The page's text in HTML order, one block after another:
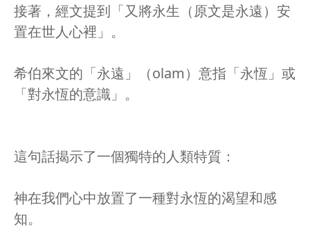
接著，經文提到「又將永生（原文是永遠）安
置在世人心裡」。
希伯來文的「永遠」（olam）意指「永恆」或
「對永恆的意識」。
這句話揭示了一個獨特的人類特質：
神在我們心中放置了一種對永恆的渴望和感
知。